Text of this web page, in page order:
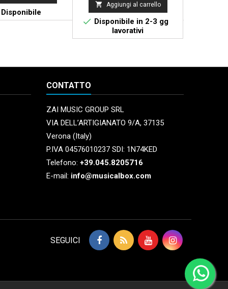
 Aggiungi al carrello
 Disponibile in 2-3 gg
lavorativi
CONTATTO
ZAI MUSIC GROUP SRL
VIA DELL’ARTIGIANATO 9/A, 37135
Verona (Italy)
P.IVA 04576010237 SDI: 1N74KED
Telefono: +39.045.8205716
E-mail: info@musicalbox.com
SEGUICI